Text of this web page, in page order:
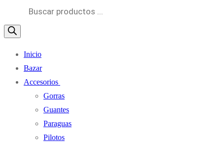
Inicio
Bazar
Accesorios
Gorras
Guantes
Paraguas
Pilotos